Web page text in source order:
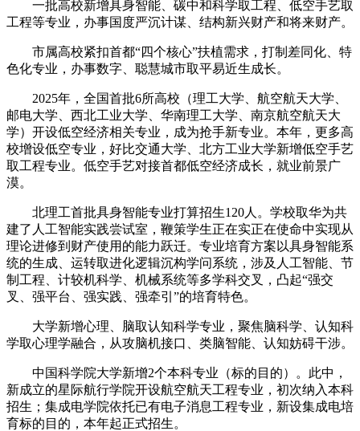
一批高校新增具身智能、碳中和科学取工程、低空手艺取
工程等专业，办事国度严沉计谋、结构新兴财产和将来财产。
市属高校紧扣首都“四个核心”扶植需求，打制差同化、特
色化专业，办事数字、聪慧城市取平易近生成长。
2025年，全国首批6所高校（理工大学、航空航天大学、
邮电大学、西北工业大学、华南理工大学、南京航空航天大
学）开设低空经济相关专业，成为抢手新专业。本年，更多高
校增设低空专业，好比交通大学、北方工业大学新增低空手艺
取工程专业。低空手艺对接首都低空经济成长，就业前景广
漠。
北理工首批具身智能专业打算招生120人。学校取华为共
建了人工智能实践尝试室，鞭策学生正在实正在使命中实现从
理论进修到财产使用的能力跃迁。专业培育方案以具身智能系
统的生成、运转取进化逻辑沉构学问系统，涉及人工智能、节
制工程、计较机科学、机械系统等多学科交叉，凸起“强交
叉、强平台、强实践、强牵引”的培育特色。
大学新增心理、脑取认知科学专业，聚焦脑科学、认知科
学取心理学融合，从攻脑机接口、类脑智能、认知妨碍干涉。
中国科学院大学新增2个本科专业（标的目的）。此中，
新成立的星际航行学院开设航空航天工程专业，初次纳入本科
招生；集成电学院依托已有电子消息工程专业，新设集成电培
育标的目的，本年起正式招生。